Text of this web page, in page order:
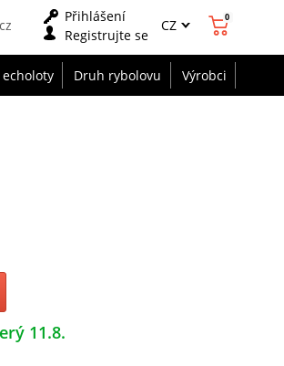
Přihlášení
Registrujte se
CZ 0
Druh rybolovu Výrobci
11.8.